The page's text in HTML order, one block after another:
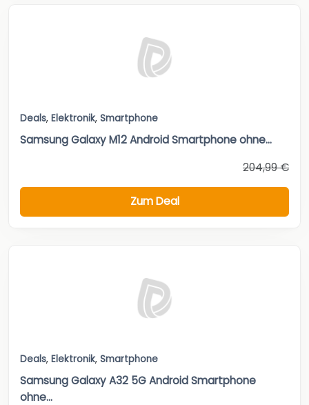
Deals, Elektronik, Smartphone
Samsung Galaxy M12 Android Smartphone ohne...
204,99 €
Zum Deal
Deals, Elektronik, Smartphone
Samsung Galaxy A32 5G Android Smartphone
ohne...